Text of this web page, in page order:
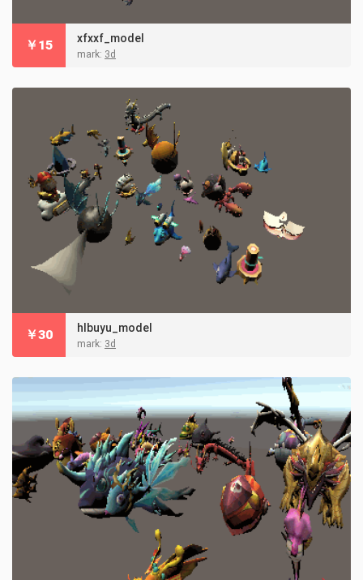
xfxxf_model
mark: 3d
￥15
hlbuyu_model
mark: 3d
￥30